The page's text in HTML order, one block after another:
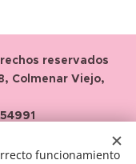
reservados
Colmenar Viejo,
funcionamiento